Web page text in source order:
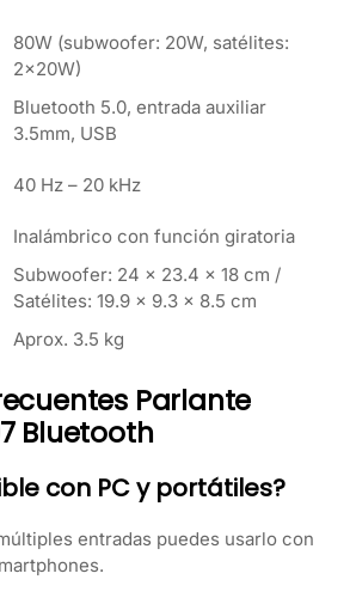
80W (subwoofer: 20W, satélites:
2x20W)
Bluetooth 5.0, entrada auxiliar
3.5mm, USB
40 Hz – 20 kHz
Inalámbrico con función giratoria
Subwoofer: 24 x 23.4 x 18 cm /
Satélites: 19.9 x 9.3 x 8.5 cm
Aprox. 3.5 kg
Parlante
Bluetooth
con PC y portátiles?
entradas puedes usarlo con